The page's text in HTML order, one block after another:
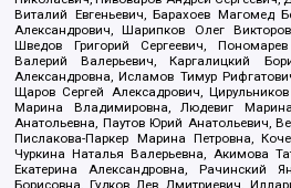
Виталий Евгеньевич, Барахоев Магомед
Александрович, Шарипков Олег
Шведов Григорий Сергеевич,
Валерий Валерьевич, Каргалицкий
Александровна, Исламов Тимур
Щаров Сергей Алексадрович,
Марина Владимировна, Людевиг
Анатольевна, Паутов Юрий Анатольевич,
Пислакова-Паркер Марина Петровна,
Чуркина Наталья Валерьевна, Акимова
Екатерина Александровна, Рачинский